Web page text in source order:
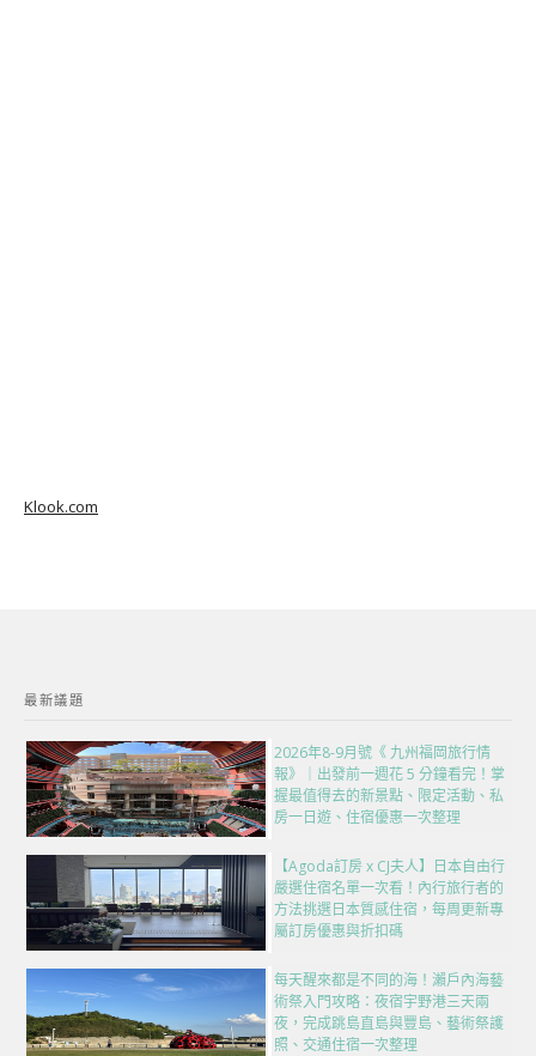
Klook.com
最新議題
2026年8-9月號《 九州福岡旅行情
報》｜出發前一週花 5 分鐘看完！掌
握最值得去的新景點、限定活動、私
房一日遊、住宿優惠一次整理
【Agoda訂房 x CJ夫人】日本自由行
嚴選住宿名單一次看！內行旅行者的
方法挑選日本質感住宿，每周更新專
屬訂房優惠與折扣碼
每天醒來都是不同的海！瀨戶內海藝
術祭入門攻略：夜宿宇野港三天兩
夜，完成跳島直島與豐島、藝術祭護
照、交通住宿一次整理